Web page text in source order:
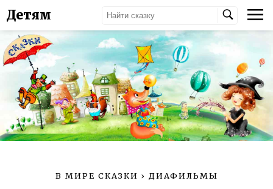
Детям
В МИРЕ СКАЗКИ › ДИАФИЛЬМЫ